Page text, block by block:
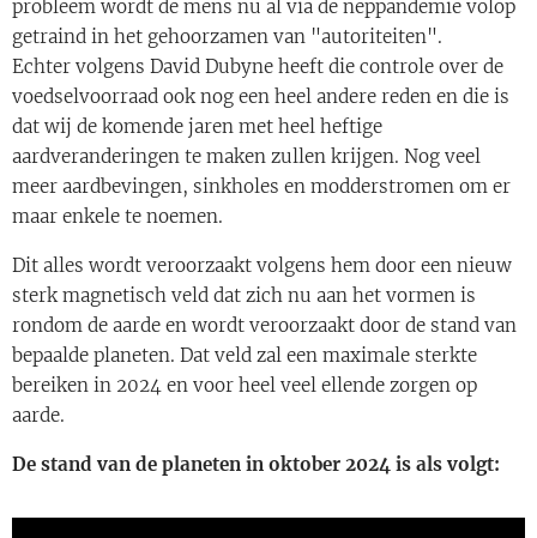
probleem wordt de mens nu al via de neppandemie volop
getraind in het gehoorzamen van "autoriteiten".
Echter volgens David Dubyne heeft die controle over de
voedselvoorraad ook nog een heel andere reden en die is
dat wij de komende jaren met heel heftige
aardveranderingen te maken zullen krijgen. Nog veel
meer aardbevingen, sinkholes en modderstromen om er
maar enkele te noemen.
Dit alles wordt veroorzaakt volgens hem door een nieuw
sterk magnetisch veld dat zich nu aan het vormen is
rondom de aarde en wordt veroorzaakt door de stand van
bepaalde planeten. Dat veld zal een maximale sterkte
bereiken in 2024 en voor heel veel ellende zorgen op
aarde.
De stand van de planeten in oktober 2024 is als volgt: